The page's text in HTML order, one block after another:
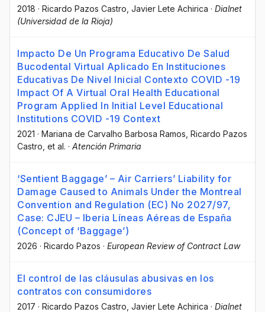
2018 · Ricardo Pazos Castro , Javier Lete Achirica · Dialnet
(Universidad de la Rioja)
Impacto De Un Programa Educativo De Salud
Bucodental Virtual Aplicado En Instituciones
Educativas De Nivel Inicial Contexto COVID -19
Impact Of A Virtual Oral Health Educational
Program Applied In Initial Level Educational
Institutions COVID -19 Context
2021 · Mariana de Carvalho Barbosa Ramos , Ricardo Pazos
Castro , et al. · Atención Primaria
‘Sentient Baggage’ – Air Carriers’ Liability for
Damage Caused to Animals Under the Montreal
Convention and Regulation (EC) No 2027/97,
Case: CJEU – Iberia Líneas Aéreas de España
(Concept of ‘Baggage’)
2026 · Ricardo Pazos · European Review of Contract Law
El control de las cláusulas abusivas en los
contratos con consumidores
2017 · Ricardo Pazos Castro , Javier Lete Achirica · Dialnet